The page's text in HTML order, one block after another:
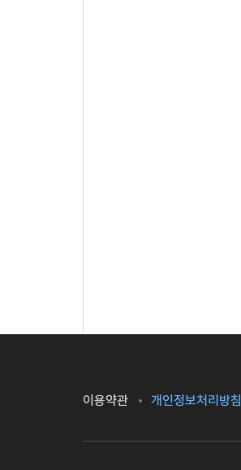
이용약관 개인정보처리방침